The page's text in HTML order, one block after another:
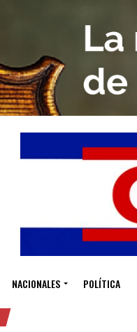
NACIONALES POLÍTICA